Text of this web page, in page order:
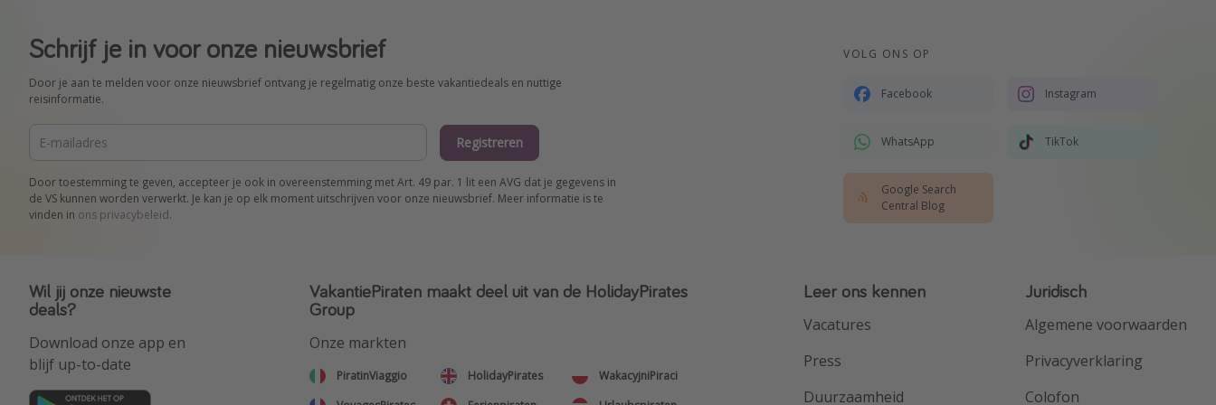
Schrijf je in voor onze nieuwsbrief
Door je aan te melden voor onze nieuwsbrief ontvang je regelmatig onze beste vakantiedeals en nuttige
reisinformatie.
Registreren
Door toestemming te geven, accepteer je ook in overeenstemming met Art. 49 par. 1 lit een AVG dat je gegevens in
de VS kunnen worden verwerkt. Je kan je op elk moment uitschrijven voor onze nieuwsbrief. Meer informatie is te
vinden in ons privacybeleid.
VOLG ONS OP
Facebook Instagram
WhatsApp TikTok
Google Search
Central Blog
Wil jij onze nieuwste
deals?
Download onze app en
blijf up-to-date
VakantiePiraten maakt deel uit van de HolidayPirates
Group
Onze markten
PiratinViaggio HolidayPirates
WakacyjniPiraci
Leer ons kennen
Vacatures
Press
Duurzaamheid
Juridisch
Algemene voorwaarden
Privacyverklaring
Colofon